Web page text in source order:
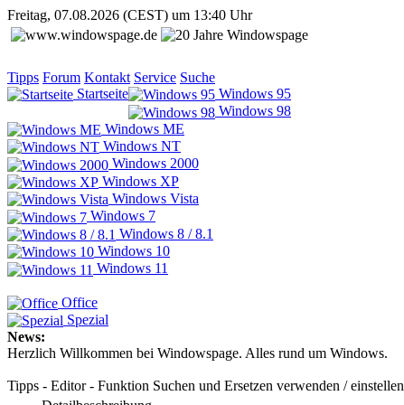
Freitag, 07.08.2026 (CEST) um 13:40 Uhr
Tipps Forum Kontakt Service Suche
Startseite
Windows 95
Windows 98
Windows ME
Windows NT
Windows 2000
Windows XP
Windows Vista
Windows 7
Windows 8 / 8.1
Windows 10
Windows 11
Office
Spezial
News:
Herzlich Willkommen bei Windowspage. Alles rund um Windows.
Tipps - Editor - Funktion Suchen und Ersetzen verwenden / einstellen